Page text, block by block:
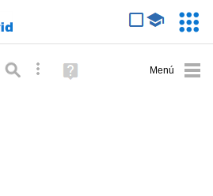
Búsqueda avanzada
Ayuda
(en